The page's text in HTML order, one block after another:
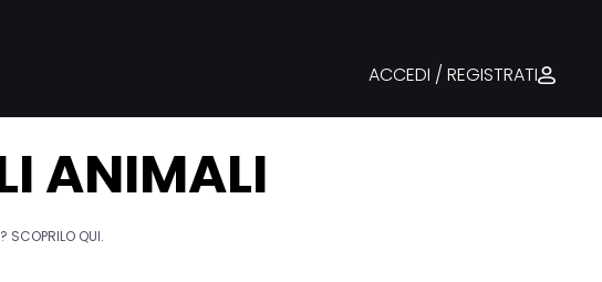
ACCEDI / REGISTRATI
ANIMALI
SCOPRILO QUI.